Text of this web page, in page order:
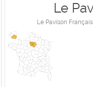
Le
Le Pavillon